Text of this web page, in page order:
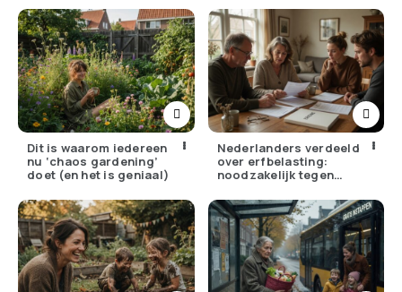
Dit is waarom iedereen
nu ‘chaos gardening’
doet (en het is geniaal)
Nederlanders verdeeld
over erfbelasting:
noodzakelijk tegen